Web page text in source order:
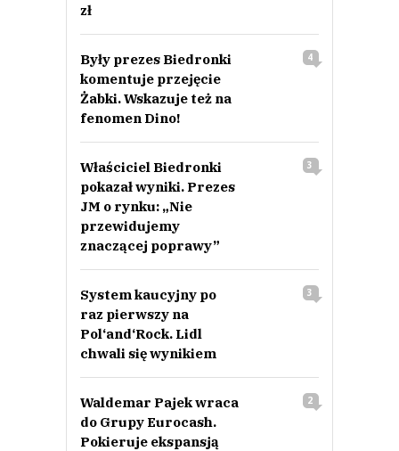
zł
Były prezes Biedronki
komentuje przejęcie
Żabki. Wskazuje też na
fenomen Dino!
4
Właściciel Biedronki
pokazał wyniki. Prezes
JM o rynku: „Nie
przewidujemy
znaczącej poprawy”
3
System kaucyjny po
raz pierwszy na
Pol‘and‘Rock. Lidl
chwali się wynikiem
3
Waldemar Pajek wraca
do Grupy Eurocash.
Pokieruje ekspansją
2